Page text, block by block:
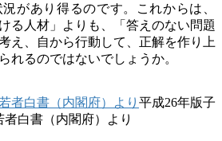
があり得るのです。これからは、
る人材」よりも、「答えのない問題
え、自から行動して、正解を作り上
れるのではないでしょうか。
平成26年版子
者白書（内閣府）より